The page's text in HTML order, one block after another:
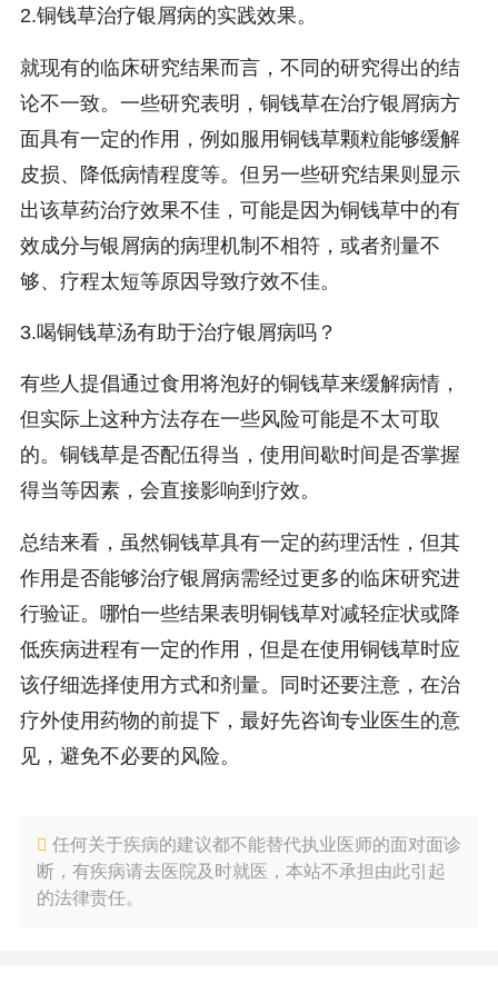
2.铜钱草治疗银屑病的实践效果。
就现有的临床研究结果而言，不同的研究得出的结
论不一致。一些研究表明，铜钱草在治疗银屑病方
面具有一定的作用，例如服用铜钱草颗粒能够缓解
皮损、降低病情程度等。但另一些研究结果则显示
出该草药治疗效果不佳，可能是因为铜钱草中的有
效成分与银屑病的病理机制不相符，或者剂量不
够、疗程太短等原因导致疗效不佳。
3.喝铜钱草汤有助于治疗银屑病吗？
有些人提倡通过食用将泡好的铜钱草来缓解病情，
但实际上这种方法存在一些风险可能是不太可取
的。铜钱草是否配伍得当，使用间歇时间是否掌握
得当等因素，会直接影响到疗效。
总结来看，虽然铜钱草具有一定的药理活性，但其
作用是否能够治疗银屑病需经过更多的临床研究进
行验证。哪怕一些结果表明铜钱草对减轻症状或降
低疾病进程有一定的作用，但是在使用铜钱草时应
该仔细选择使用方式和剂量。同时还要注意，在治
疗外使用药物的前提下，最好先咨询专业医生的意
见，避免不必要的风险。
任何关于疾病的建议都不能替代执业医师的面对面诊
断，有疾病请去医院及时就医，本站不承担由此引起
的法律责任。